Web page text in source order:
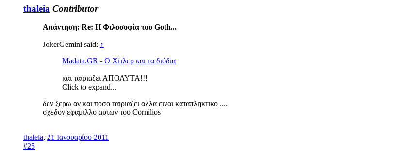
thaleia Contributor
Απάντηση: Re: Η Φιλοσοφία του Goth...
JokerGemini said: ↑
Madata.GR - Ο Χίτλερ και τα διόδια
και ταιριαζει ΑΠΟΛΥΤΑ!!!
Click to expand...
δεν ξερω αν και ποσο ταιριαζει αλλα ειναι καταπληκτικο ....
σχεδον εφαμιλλο αυτων του Cornilios
thaleia, 21 Ιανουαρίου 2011
#25